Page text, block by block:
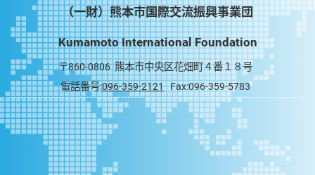
（一財）熊本市国際交流振興事業団
Kumamoto International Foundation
〒860-0806 熊本市中央区花畑町４番１８号
電話番号:096-359-2121Fax:096-359-5783